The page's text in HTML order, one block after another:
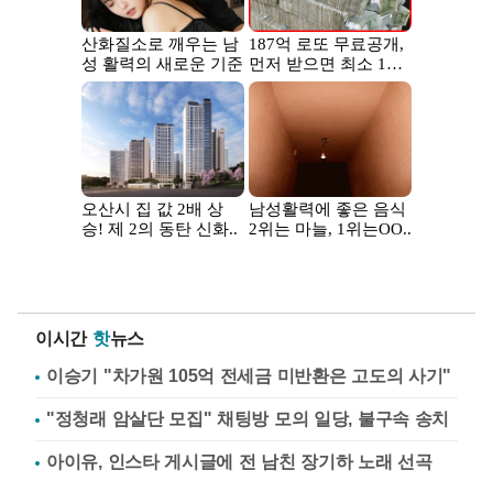
이시간 핫뉴스
이승기 "차가원 105억 전세금 미반환은 고도의 사기"
"정청래 암살단 모집" 채팅방 모의 일당, 불구속 송치
아이유, 인스타 게시글에 전 남친 장기하 노래 선곡